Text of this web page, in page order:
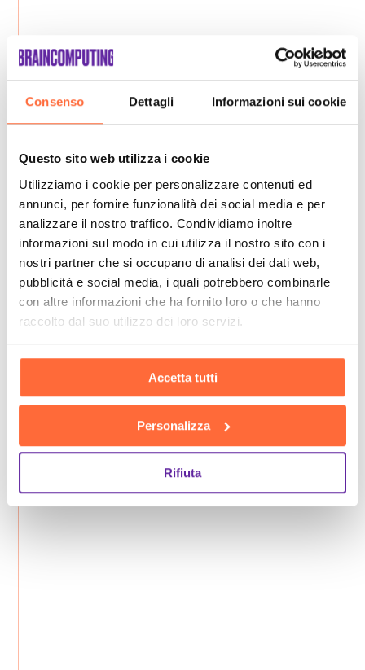
Consenso Dettagli Informazioni sui cookie
Questo sito web utilizza i cookie
Utilizziamo i cookie per personalizzare contenuti ed
annunci, per fornire funzionalità dei social media e per
analizzare il nostro traffico. Condividiamo inoltre
informazioni sul modo in cui utilizza il nostro sito con i
nostri partner che si occupano di analisi dei dati web,
pubblicità e social media, i quali potrebbero combinarle
con altre informazioni che ha fornito loro o che hanno
raccolto dal suo utilizzo dei loro servizi.
Accetta tutti
Personalizza
Rifiuta